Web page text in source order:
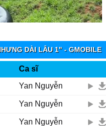
DÀI LÂU 1" - GMOBILE
Ca sĩ
Yan Nguyễn
Yan Nguyễn
Yan Nguyễn